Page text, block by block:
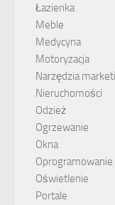
Łazienka
Meble
Medycyna
Motoryzacja
Narzędzia
Nieruchomości
Odzież
Ogrzewanie
Okna
Oprogramowanie
Oświetlenie
Portale